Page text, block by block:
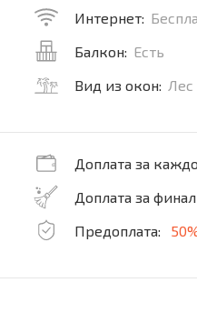
Интернет:
Балкон: Есть
Вид из окон: Лес
Доплата за
Доплата за
Предоплата: